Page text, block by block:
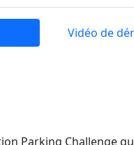
Vidéo de
Parking Challenge